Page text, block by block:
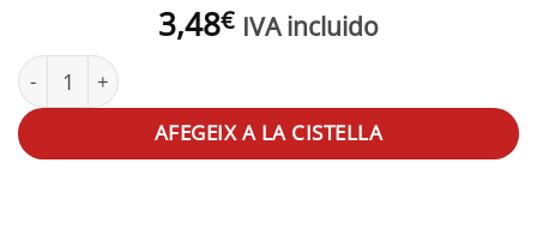
3,48€ IVA incluido
quantitat de VARTA V76PX / SR44
AFEGEIX A LA CISTELLA